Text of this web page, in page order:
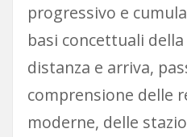
progressivo e
basi concettuali
distanza e arriva,
comprensione delle
moderne, delle